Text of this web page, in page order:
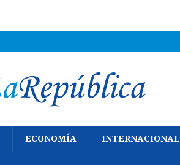
ECONOMÍA INTERNACIONAL